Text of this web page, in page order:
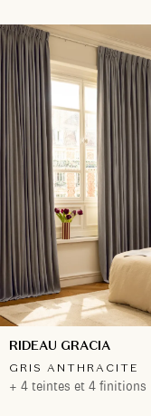
RIDEAU GRACIA
GRIS ANTHRACITE
+ 4 teintes et 4 finitions